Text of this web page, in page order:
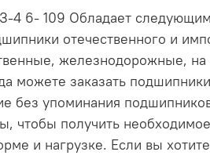
6- 109 Обладает
отечественного и
железнодорожные,
можете заказать
без упоминания
чтобы получить
и нагрузке. Если вы